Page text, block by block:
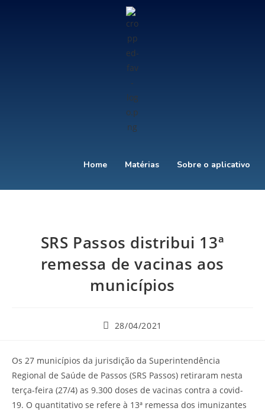
Home Matérias Sobre o aplicativo
SRS Passos distribui 13ª
remessa de vacinas aos
municípios
28/04/2021
Os 27 municípios da jurisdição da Superintendência
Regional de Saúde de Passos (SRS Passos) retiraram nesta
terça-feira (27/4) as 9.300 doses de vacinas contra a covid-
19. O quantitativo se refere à 13ª remessa dos imunizantes